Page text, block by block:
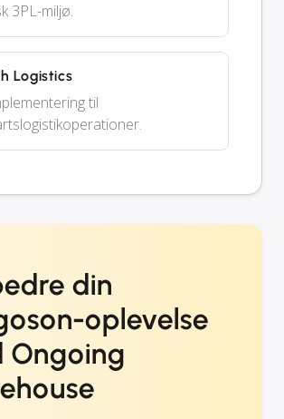
3PL-miljø.
Logistics
til
din
oplevelse
Ongoing